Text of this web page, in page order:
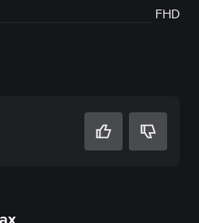
FHD